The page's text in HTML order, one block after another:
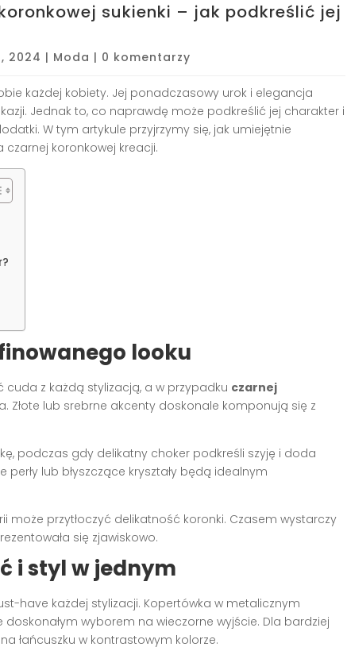
sukienki – jak podkreślić jej
2024 | Moda | 0 komentarzy
każdej kobiety. Jej ponadczasowy urok i elegancja
Jednak to, co naprawdę może podkreślić jej charakter i
W tym artykule przyjrzymy się, jak umiejętnie
koronkowej kreacji.
looku
z każdą stylizacją, a w przypadku czarnej
Złote lub srebrne akcenty doskonale komponują się z
podczas gdy delikatny choker podkreśli szyję i doda
lub błyszczące kryształy będą idealnym
może przytłoczyć delikatność koronki. Czasem wystarczy
się zjawiskowo.
i styl w jednym
have każdej stylizacji. Kopertówka w metalicznym
wyborem na wieczorne wyjście. Dla bardziej
łańcuszku w kontrastowym kolorze.